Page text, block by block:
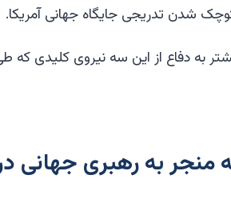
شدن تدریجی جایگاه جهانی آمریکا.
به دفاع از این سه نیروی کلیدی که
منجر به رهبری جهانی